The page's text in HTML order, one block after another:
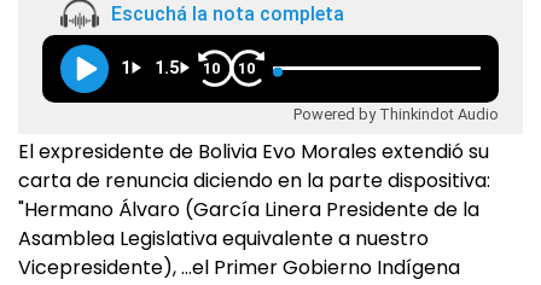
Escuchá la nota completa
1 1.5 10 10
Powered by Thinkindot Audio
El expresidente de Bolivia Evo Morales extendió su
carta de renuncia diciendo en la parte dispositiva:
"Hermano Álvaro (García Linera Presidente de la
Asamblea Legislativa equivalente a nuestro
Vicepresidente), …el Primer Gobierno Indígena